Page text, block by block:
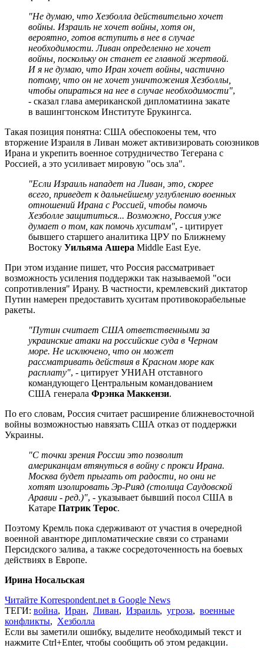
"Не думаю, что Хезболла действительно хочет
войны. Израиль не хочет войны, хотя он,
вероятно, готов вступить в нее в случае
необходимости. Ливан определенно не хочет
войны, поскольку он станет ее главной жертвой.
И я не думаю, что Иран хочет войны, частично
потому, что он не хочет уничтожения Хезболлы,
чтобы опираться на нее в случае необходимости",
- сказал глава американской дипломатиина закате
в вашингтонском Институте Брукингса.
Такая позиция понятна: США обеспокоены тем, что
вторжение Израиля в Ливан может активизировать союзников
Ирана и укрепить военное сотрудничество Тегерана с
Россией, а это усиливает мировую "ось зла".
"Если Израиль нападет на Ливан, это, скорее
всего, приведет к дальнейшему углублению военных
отношений Ирана с Россией, чтобы помочь
Хезболле защититься... Возможно, Россия уже
думает о том, как помочь хуситам", - цитирует
бывшего старшего аналитика ЦРУ по Ближнему
Востоку Уильяма Ашера Middle East Eye.
При этом издание пишет, что Россия рассматривает
возможность усиления поддержки так называемой "оси
сопротивления" Ирану. В частности, кремлевский диктатор
Путин намерен предоставить хуситам противокорабельные
ракеты.
"Путин считает США ответственными за
украинские атаки на российские суда в Черном
море. Не исключено, что он может
рассматривать действия в Красном море как
расплату", - цитирует УНИАН отставного
командующего Центральным командованием
США генерала Фрэнка Маккензи.
По его словам, Россия считает расширение ближневосточной
войны возможностью навязать США отказ от поддержки
Украины.
"С точки зрения России это позволит
американцам втянуться в войну с прокси Ирана.
Москва будет прыгать от радости, но они не
хотят изолировать Эр-Рияд (столица Саудовской
Аравии - ред.)", - указывает бывший посол США в
Катаре Патрик Терос.
Поэтому Кремль пока сдерживают от участия в очередной
военной авантюре дипломатические связи со странами
Персидского залива, а также сосредоточенность на боевых
действиях в Европе.
Ирина Носальская
Читайте Korrespondent.net в Google News
ТЕГИ: война, Иран, Ливан, Израиль, угроза, военные
конфликты, Хезболла
Если вы заметили ошибку, выделите необходимый текст и
нажмите Ctrl+Enter, чтобы сообщить об этом редакции.